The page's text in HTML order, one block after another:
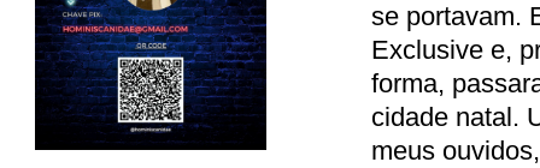
se portavam.
Exclusive e,
forma,
cidade natal.
meus